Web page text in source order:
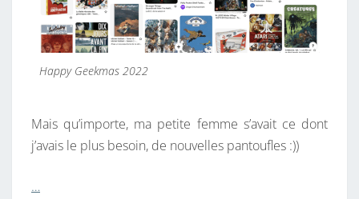
Happy Geekmas 2022
Mais qu’importe, ma petite femme s’avait ce dont
j’avais le plus besoin, de nouvelles pantoufles :))
…